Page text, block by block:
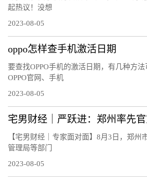
起热议！没想
2023-08-05
oppo怎样查手机激活日期
要查找OPPO手机的激活日期，有几种方
OPPO官网、手机
2023-08-05
【宅男财经｜专家面对面】8月3日，郑州
管理局等部门
2023-08-05